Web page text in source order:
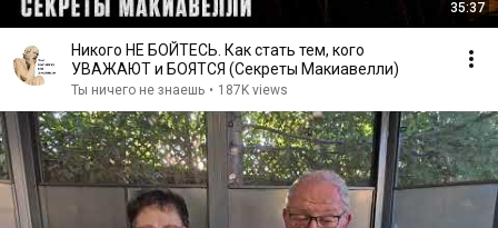
35:37
Никого НЕ БОЙТЕСЬ. Как стать тем, кого
УВАЖАЮТ и БОЯТСЯ (Секреты Макиавелли)
Ты ничего не знаешь • 187K views